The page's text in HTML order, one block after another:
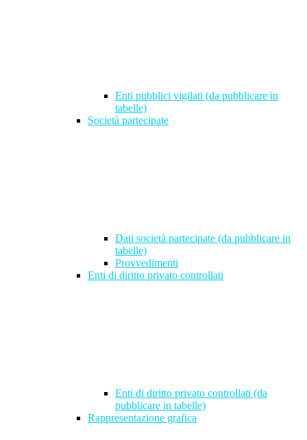
Enti pubblici vigilati (da pubblicare in
tabelle)
Società partecipate
Dati società partecipate (da pubblicare in
tabelle)
Provvedimenti
Enti di diritto privato controllati
Enti di diritto privato controllati (da
pubblicare in tabelle)
Rappresentazione grafica